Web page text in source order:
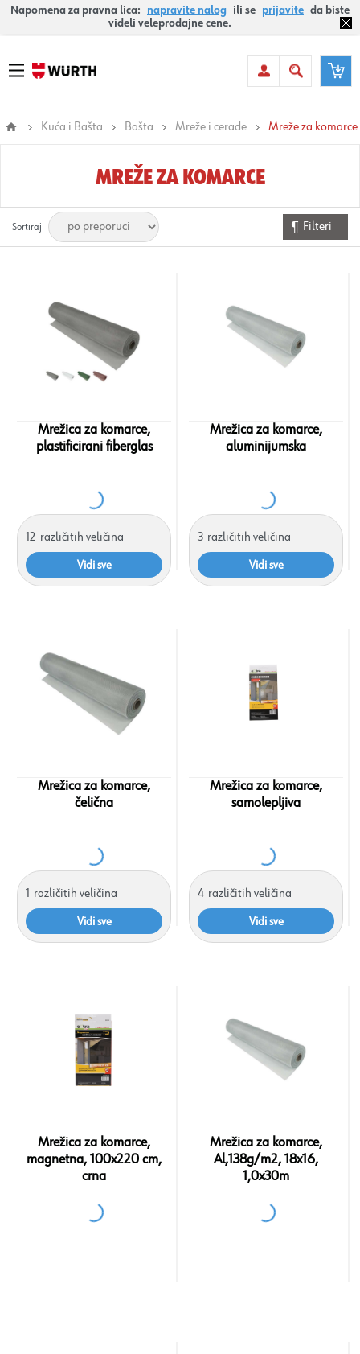
Napomena za pravna lica: napravite nalog ili se prijavite da biste
videli veleprodajne cene.
Kuća i Bašta Bašta Mreže i cerade Mreže za komarce
MREŽE ZA KOMARCE
Sortiraj Filteri
Mrežica za komarce,
plastificirani fiberglas
12 različitih veličina
Vidi sve
Mrežica za komarce,
aluminijumska
3 različitih veličina
Vidi sve
Mrežica za komarce,
čelična
1 različitih veličina
Vidi sve
Mrežica za komarce,
samolepljiva
4 različitih veličina
Vidi sve
Mrežica za komarce,
magnetna, 100x220 cm,
crna
Mrežica za komarce,
Al,138g/m2, 18x16,
1,0x30m